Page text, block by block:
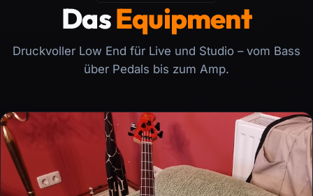
DasEquipment
Druckvoller Low End für Live und Studio – vom Bass
über Pedals bis zum Amp.